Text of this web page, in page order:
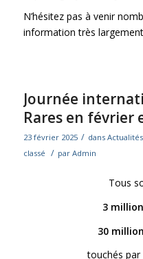
N’hésitez pas à venir
information très
Journée
Rares en février
23 février 2025 / dans Actualités
classé / par Admin
Tous
3
30
touchés par